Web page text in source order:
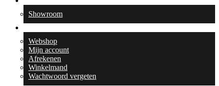
Showroom
Webshop
Mijn account
Afrekenen
Winkelmand
Wachtwoord vergeten